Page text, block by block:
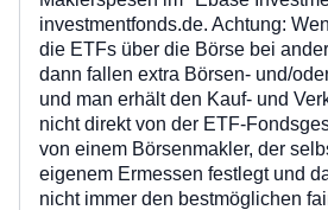
investmentfonds.de. Achtung:
die ETFs über die Börse bei
dann fallen extra Börsen- und/
und man erhält den Kauf- und
nicht direkt von der ETF-
von einem Börsenmakler, der
eigenem Ermessen festlegt und
nicht immer den bestmöglichen